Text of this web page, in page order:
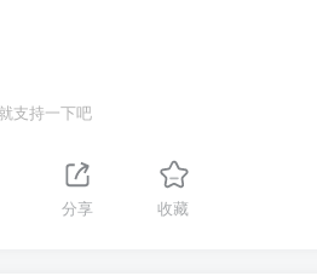
支持一下吧
分享 收藏